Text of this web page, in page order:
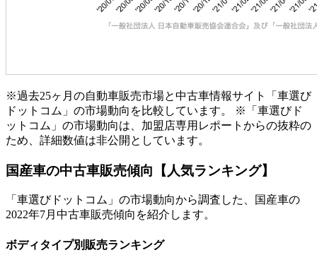
※過去25ヶ月の自動車販売市場と中古車情報サイト「車選び
ドットコム」の市場動向を比較しています。 ※「車選びド
ットコム」の市場動向は、加盟店専用レポートからの抜粋の
ため、詳細数値は非公開としています。
国産車の中古車販売傾向【人気ランキング】
「車選びドットコム」の市場動向から調査した、国産車の
2022年7月中古車販売傾向を紹介します。
ボディタイプ別販売ランキング